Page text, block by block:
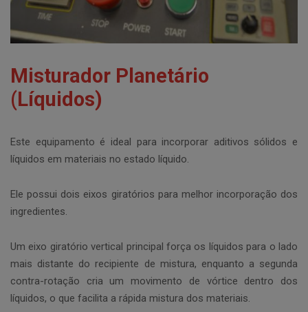
Misturador Planetário
(Líquidos)
Este equipamento é ideal para incorporar aditivos sólidos e
líquidos em materiais no estado líquido.
Ele possui dois eixos giratórios para melhor incorporação dos
ingredientes.
Um eixo giratório vertical principal força os líquidos para o lado
mais distante do recipiente de mistura, enquanto a segunda
contra-rotação cria um movimento de vórtice dentro dos
líquidos, o que facilita a rápida mistura dos materiais.